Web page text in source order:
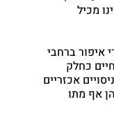
מכיל
איפור ברחבי
כחלק
אכזריים
אף מתו